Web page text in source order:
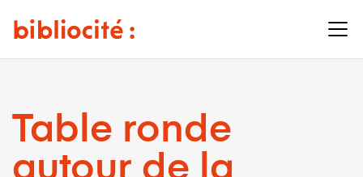
Table ronde
autour de la